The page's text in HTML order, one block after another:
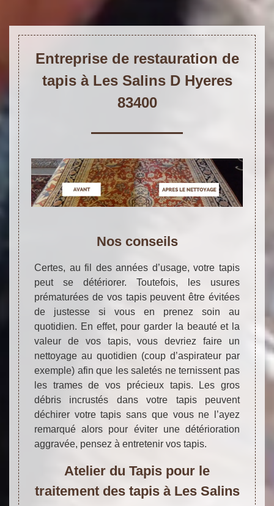
Entreprise de restauration de
tapis à Les Salins D Hyeres
83400
Nos conseils
Certes, au fil des années d’usage, votre tapis
peut se détériorer. Toutefois, les usures
prématurées de vos tapis peuvent être évitées
de justesse si vous en prenez soin au
quotidien. En effet, pour garder la beauté et la
valeur de vos tapis, vous devriez faire un
nettoyage au quotidien (coup d’aspirateur par
exemple) afin que les saletés ne ternissent pas
les trames de vos précieux tapis. Les gros
débris incrustés dans votre tapis peuvent
déchirer votre tapis sans que vous ne l’ayez
remarqué alors pour éviter une détérioration
aggravée, pensez à entretenir vos tapis.
Atelier du Tapis pour le
traitement des tapis à Les Salins